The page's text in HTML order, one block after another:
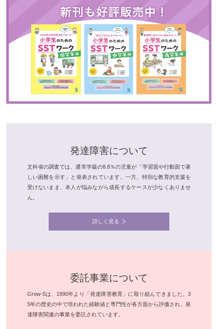
発達障害について
文科省の調査では、通常学級の8.8％の児童が「学習面や行動面で著
しい困難を示す」と発表されています。一方、特別な教育的支援を
受けないまま、本人が悩みながら成長するケースが少なくありませ
ん。
詳しく見る
委託事業について
Grow-Sは、1990年より「発達障害教育」に取り組んできました。3
5年の歴史の中で培われた経験値と専門性が各方面から評価され、発
達障害関連の事業を委託されています。